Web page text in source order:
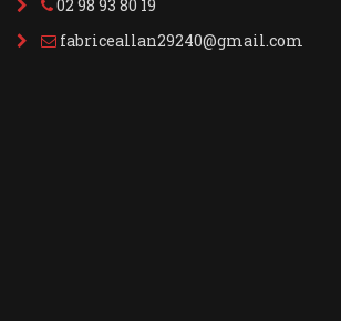
02 98 93 80 19
fabriceallan29240@gmail.com